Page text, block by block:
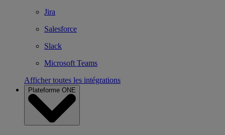
Jira
Salesforce
Slack
Microsoft Teams
Afficher toutes les intégrations
Plateforme ONE